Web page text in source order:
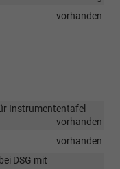
vorhanden
Instrumententafel
vorhanden
vorhanden
DSG mit